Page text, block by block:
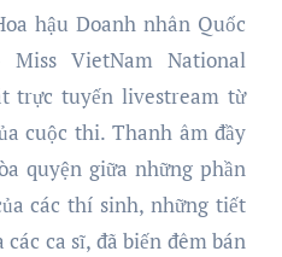
VietNam National
trực tuyến livestream từ
cuộc thi. Thanh âm đầy
quyện giữa những phần
các thí sinh, những tiết
các ca sĩ, đã biến đêm bán